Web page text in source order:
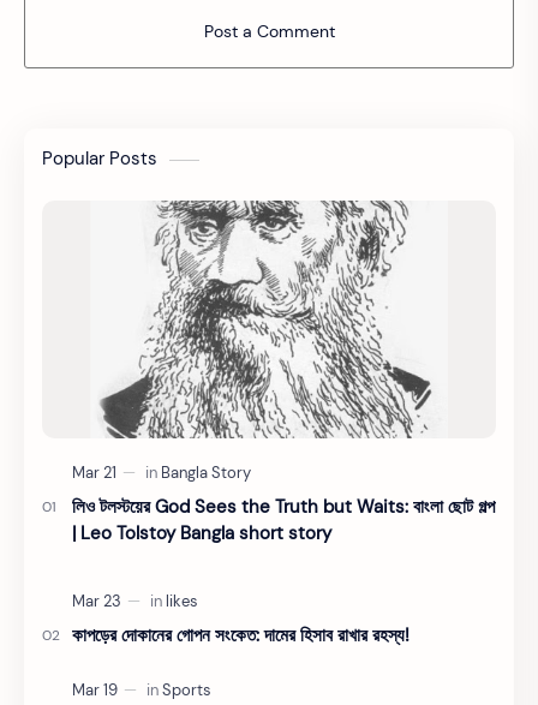
Post a Comment
Popular Posts
লিও টলস্টয়ের God Sees the Truth but Waits: বাংলা ছোট গল্প
| Leo Tolstoy Bangla short story
কাপড়ের দোকানের গোপন সংকেত: দামের হিসাব রাখার রহস্য!